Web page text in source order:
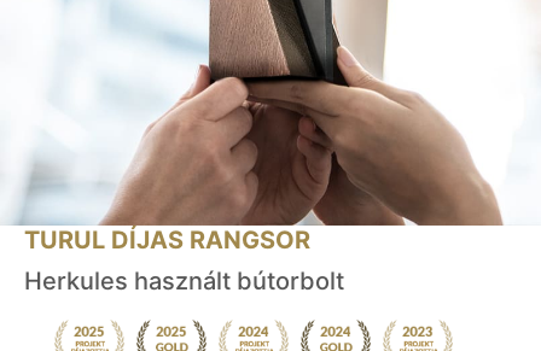
TURUL DÍJAS RANGSOR
Herkules használt bútorbolt